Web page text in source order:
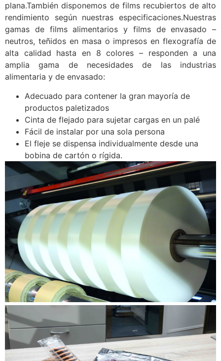
plana.También disponemos de films recubiertos de alto
rendimiento según nuestras especificaciones.Nuestras
gamas de films alimentarios y films de envasado –
neutros, teñidos en masa o impresos en flexografía de
alta calidad hasta en 8 colores – responden a una
amplia gama de necesidades de las industrias
alimentaria y de envasado:
Adecuado para contener la gran mayoría de
productos paletizados
Cinta de flejado para sujetar cargas en un palé
Fácil de instalar por una sola persona
El fleje se dispensa individualmente desde una
bobina de cartón o rígida.